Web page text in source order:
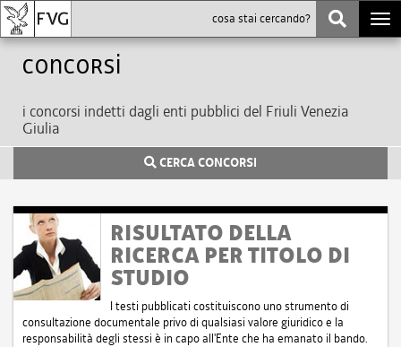
Concorsi
i concorsi indetti dagli enti pubblici del Friuli Venezia
Giulia
CERCA CONCORSI
RISULTATO DELLA
RICERCA PER TITOLO DI
STUDIO
I testi pubblicati costituiscono uno strumento di
consultazione documentale privo di qualsiasi valore giuridico e la
responsabilità degli stessi è in capo all'Ente che ha emanato il bando.